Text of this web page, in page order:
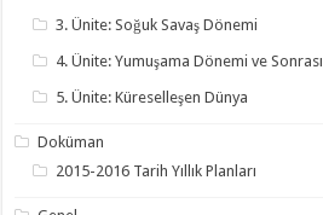
3. Ünite: Soğuk Savaş Dönemi
4. Ünite: Yumuşama Dönemi ve Sonrası
5. Ünite: Küreselleşen Dünya
Doküman
2015-2016 Tarih Yıllık Planları